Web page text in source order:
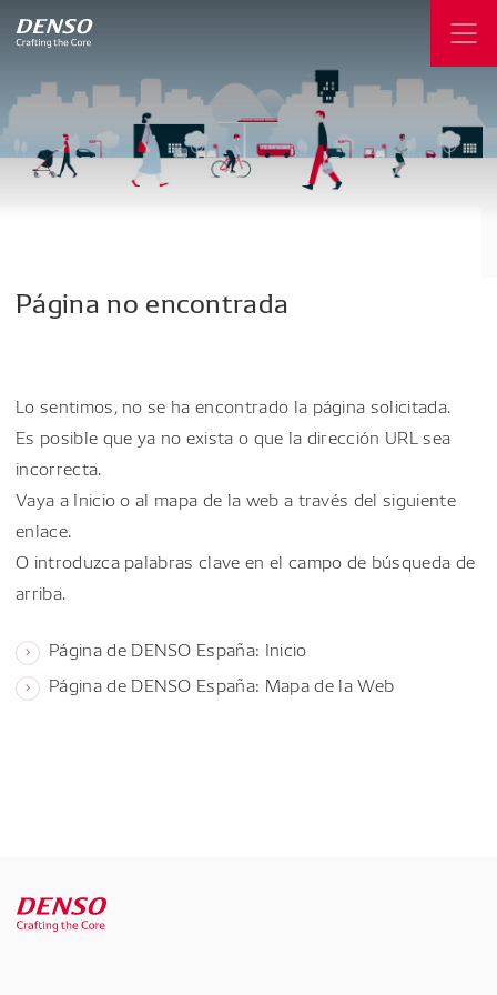
Página no encontrada
Lo sentimos, no se ha encontrado la página solicitada.
Es posible que ya no exista o que la dirección URL sea
incorrecta.
Vaya a Inicio o al mapa de la web a través del siguiente
enlace.
O introduzca palabras clave en el campo de búsqueda de
arriba.
Página de DENSO España: Inicio
Página de DENSO España: Mapa de la Web